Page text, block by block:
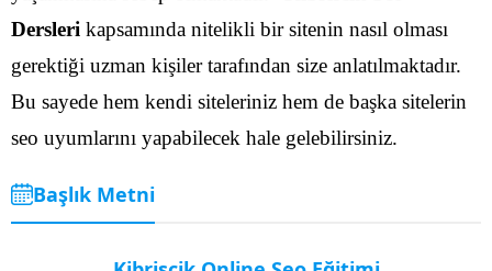
Dersleri kapsamında nitelikli bir sitenin nasıl olması
gerektiği uzman kişiler tarafından size anlatılmaktadır.
Bu sayede hem kendi siteleriniz hem de başka sitelerin
seo uyumlarını yapabilecek hale gelebilirsiniz.
Başlık Metni